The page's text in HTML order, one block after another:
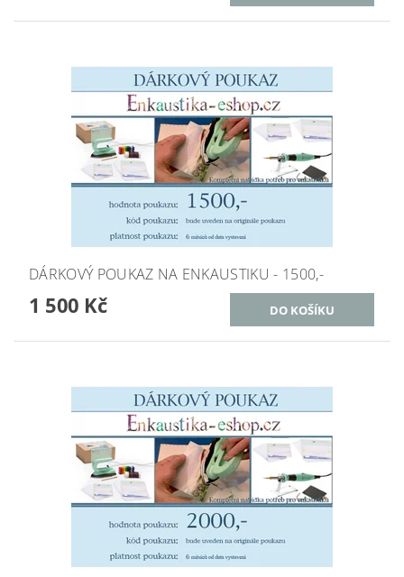
DÁRKOVÝ POUKAZ NA ENKAUSTIKU - 1500,-
1 500 Kč